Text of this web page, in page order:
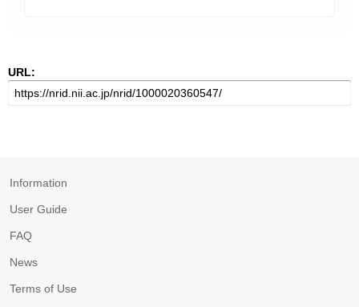
URL:
Information
User Guide
FAQ
News
Terms of Use